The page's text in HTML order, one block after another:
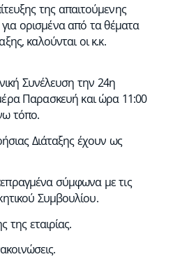
της απαιτούμενης
ορισμένα από τα θέματα
καλούνται οι κ.κ.
Συνέλευση την 24η
Παρασκευή και ώρα 11:00
τόπο.
Διάταξης έχουν ως
σύμφωνα με τις
Συμβουλίου.
της εταιρίας.